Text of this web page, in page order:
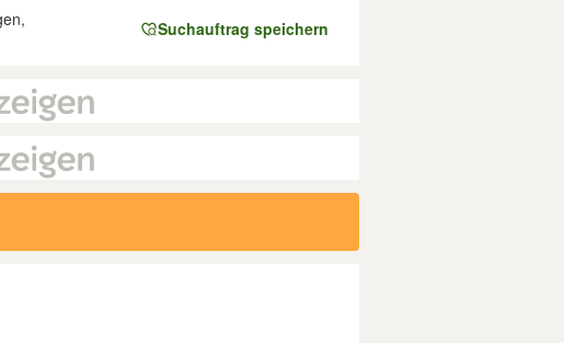
Suchauftrag speichern